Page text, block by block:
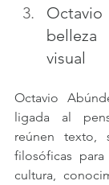
visual
Octavio
ligada al
reúnen texto,
filosóficas
cultura,